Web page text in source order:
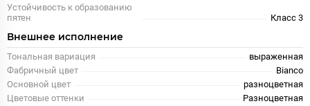
Устойчивость к образованию
пятен
Класс 3
Внешнее исполнение
Тональная вариация
выраженная
Фабричный цвет
Bianco
Основной цвет
разноцветная
Цветовые оттенки
Разноцветная